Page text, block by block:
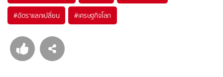
#อัตราแลกเปลี่ยน #เศรษฐกิจโลก